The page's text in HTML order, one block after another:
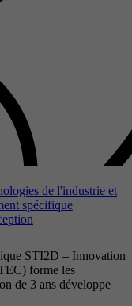
de l'industrie et
spécifique
STI2D – Innovation
forme les
de 3 ans développe